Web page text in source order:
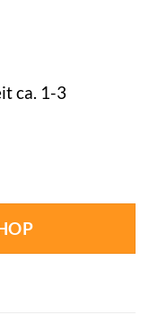
ca. 1-3